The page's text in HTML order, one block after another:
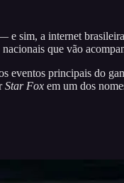
sim, a internet
que vão
principais do
Star Foxem um dos